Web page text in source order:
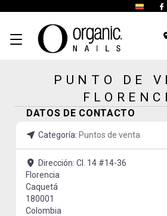
PUNTO DE
DATOS DE CONTACTO
Categoría: Puntos de venta
Dirección: Cl. 14 #14-36
Florencia
Caquetá
180001
Colombia